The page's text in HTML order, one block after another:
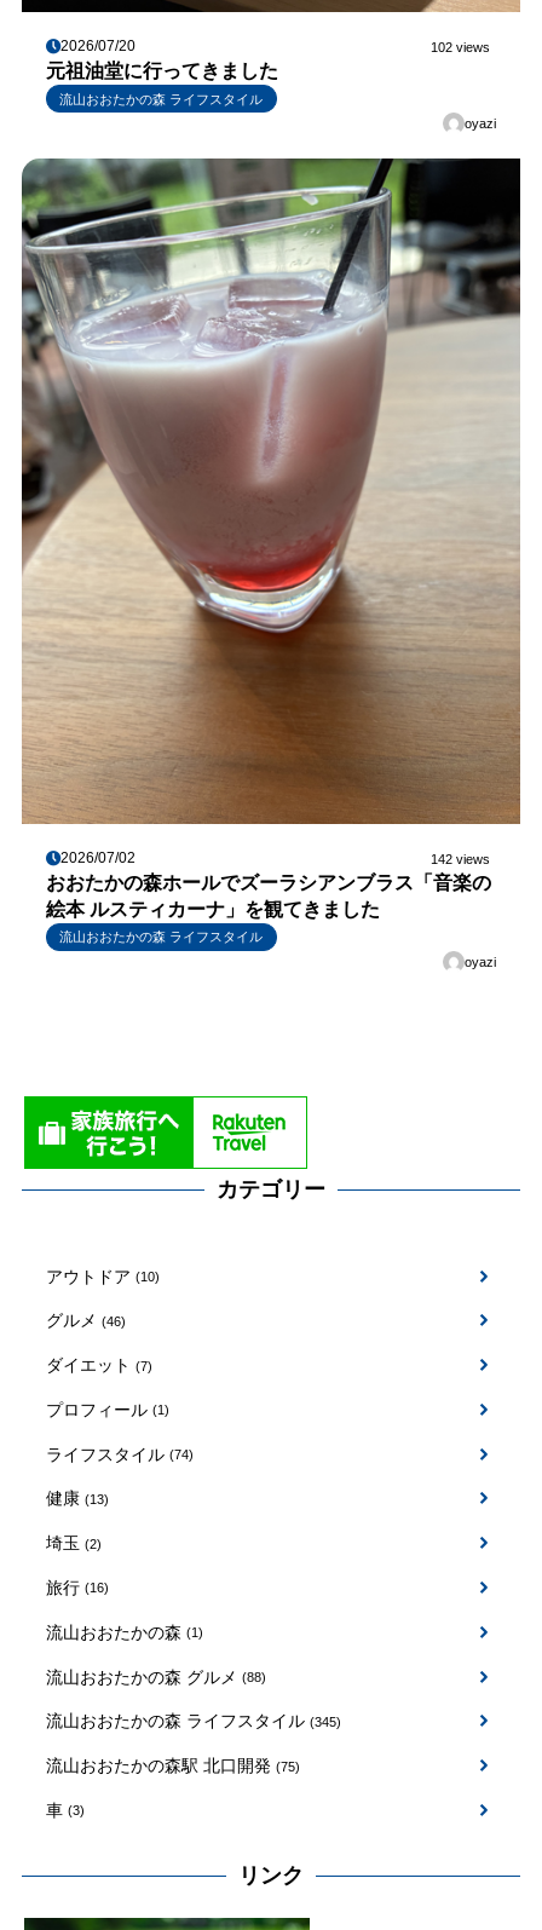
2026/07/20 102 views
元祖油堂に行ってきました
流山おおたかの森 ライフスタイル
oyazi
2026/07/02 142 views
おおたかの森ホールでズーラシアンブラス「音楽の
絵本 ルスティカーナ」を観てきました
流山おおたかの森 ライフスタイル
oyazi
カテゴリー
アウトドア (10)
グルメ (46)
ダイエット (7)
プロフィール (1)
ライフスタイル (74)
健康 (13)
埼玉 (2)
旅行 (16)
流山おおたかの森 (1)
流山おおたかの森 グルメ (88)
流山おおたかの森 ライフスタイル (345)
流山おおたかの森駅 北口開発 (75)
車 (3)
リンク